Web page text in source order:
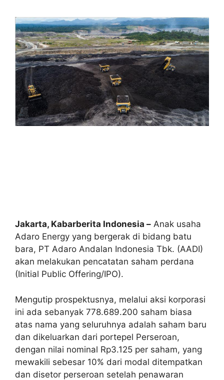
Jakarta, Kabarberita Indonesia – Anak usaha
Adaro Energy yang bergerak di bidang batu
bara, PT Adaro Andalan Indonesia Tbk. (AADI)
akan melakukan pencatatan saham perdana
(Initial Public Offering/IPO).
Mengutip prospektusnya, melalui aksi korporasi
ini ada sebanyak 778.689.200 saham biasa
atas nama yang seluruhnya adalah saham baru
dan dikeluarkan dari portepel Perseroan,
dengan nilai nominal Rp3.125 per saham, yang
mewakili sebesar 10% dari modal ditempatkan
dan disetor perseroan setelah penawaran